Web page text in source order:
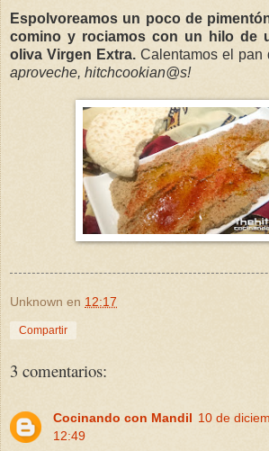
Espolvoreamos un poco de
comino y rociamos con un hilo de
oliva Virgen Extra. Calentamos el pan
aproveche, hitchcookian@s!
Unknown en 12:17
Compartir
3 comentarios:
Cocinando con Mandil 10 de
12:49